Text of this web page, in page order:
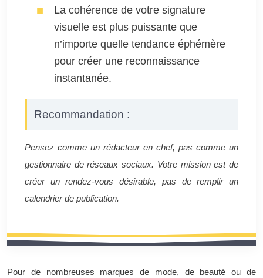
La cohérence de votre signature
visuelle est plus puissante que
n’importe quelle tendance éphémère
pour créer une reconnaissance
instantanée.
Recommandation :
Pensez comme un rédacteur en chef, pas comme un
gestionnaire de réseaux sociaux. Votre mission est de
créer un rendez-vous désirable, pas de remplir un
calendrier de publication.
Pour de nombreuses marques de mode, de beauté ou de